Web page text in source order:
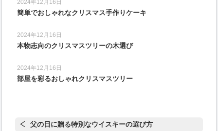
2024年12月16日
簡単でおしゃれなクリスマス手作りケーキ
2024年12月16日
本物志向のクリスマスツリーの木選び
2024年12月16日
部屋を彩るおしゃれクリスマスツリー
父の日に贈る特別なウイスキーの選び方